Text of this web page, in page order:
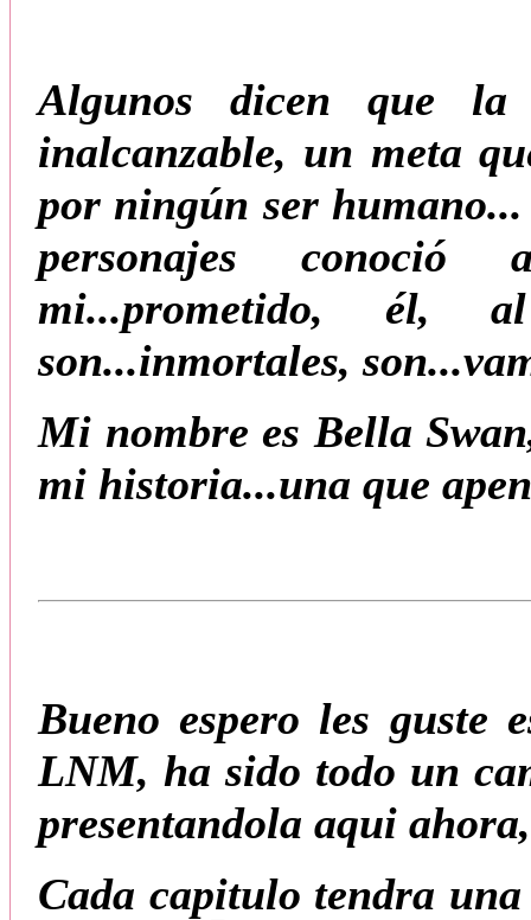
Algunos dicen que
inalcanzable, un meta
por ningún ser
personajes
mi...prometido,
son...inmortales,
Mi nombre es Bella
mi historia...una que
Bueno espero les guste
LNM, ha sido todo un
presentandola aqui
Cada capitulo tendra